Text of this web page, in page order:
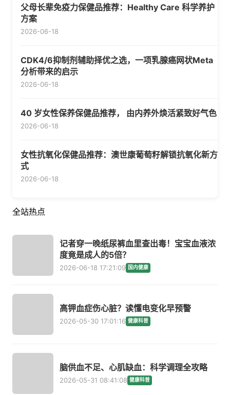
父母长辈免疫力保健品推荐：Healthy Care 科学养护
方案
2026-06-18
CDK4/6抑制剂辅助择优之选，一项乳腺癌网状Meta
分析带来的启示
2026-06-18
40 岁女性保养保健品推荐， 由内养外焕活紧致好气色
2026-06-18
女性抗氧化保健品推荐：澳世康葡萄籽解锁抗氧化新方
式
2026-06-18
全站热点
记者穿一晚纸尿裤血里查出毒！宝宝血液浓
度竟是成人的5倍？
2026-06-18 17:21:09 国内健康
高钾血症伤心脏？读懂电变化早预警
2026-05-30 17:01:16 健康科普
脑供血不足、心肌缺血：科学调理全攻略
2026-05-31 08:41:08 健康科普